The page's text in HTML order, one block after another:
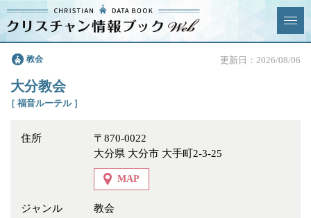
クリスチャン
情報ブックとは
News & Topics
よくあるご質問
教会 更新日：2026/08/06
大分教会
［ 福音ルーテル ］
住所
〒870-0022
大分県 大分市 大手町2-3-25
MAP
ジャンル 教会